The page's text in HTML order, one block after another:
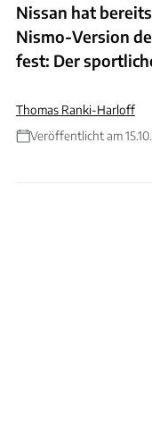
Nissan hat
Nismo-Version
fest: Der
Thomas Ranki-Harloff
Veröffentlicht am